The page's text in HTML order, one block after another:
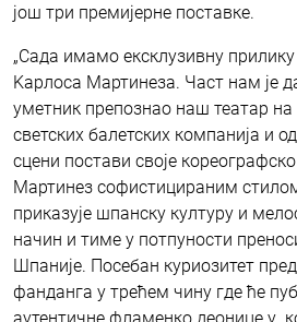
још три премијерне поставке.
„Сада имамо ексклузивну
Kарлоса Мартинеза. Част нам је
уметник препознао наш театар
светских балетских компанија и
сцени постави своје
Мартинез софистицираним
приказује шпанску културу и
начин и тиме у потпуности
Шпаније. Посебан куриозитет
фанданга у трећем чину где ће
аутентичне фламенко деонице у